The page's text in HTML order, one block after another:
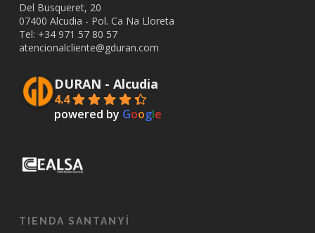
Del Busqueret, 20
07400 Alcudia - Pol. Ca Na Lloreta
Tel: +34 971 57 80 57
atencionalcliente@gduran.com
DURAN - Alcudia
4.4
powered by Google
TIENDA SANTANYÍ